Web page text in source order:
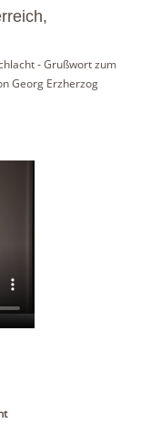
- Grußwort zum
Georg Erzherzog